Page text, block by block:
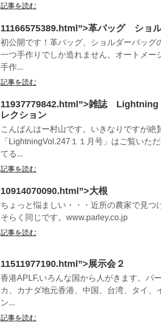
記事を読む
11166575389.html”>革バッグ ショ
初公開です！革バッグ、ショルダーバッグ
一つ手作りでしか造れません。オートメー
手作...
記事を読む
11937779842.html”>雑誌 Lightning
レクション
こんばんはー村山です。いきなりですが絶
「LightningVol.247１１月号」はご覧いた
てる...
記事を読む
10914070090.html”>大根
ちょっと悩ましい・・・近所の農家で見つ
そらく同じです。www.parley.co.jp
記事を読む
11511977190.html”>展示会２
香港APLF,いろんな国から人がきます。パ
カ、カナダ地元香港、中国、台湾、タイ、
ン...
記事を読む